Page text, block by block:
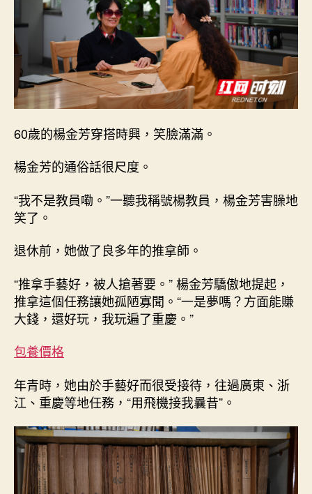
60歲的楊金芳穿搭時興，笑臉滿滿。
楊金芳的通俗話很尺度。
“我不是教員嘞。”一聽我稱號楊教員，楊金芳害臊地
笑了。
退休前，她做了良多年的推拿師。
“推拿手藝好，被人搶著要。” 楊金芳驕傲地提起，
推拿這個任務讓她孤陋寡聞。“一是夢嗎？方面能賺
大錢，還好玩，我玩遍了重慶。”
包養價格
年青時，她由於手藝好而很受接待，往過廣東、浙
江、重慶等地任務，“用飛機接我曩昔”。